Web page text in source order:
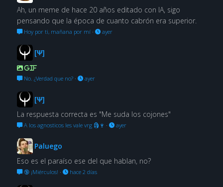
Ah, un meme de hace 20 años editado con IA, sigo
pensando que la época de cuanto cabrón era superior.
Hoy por ti, mañana por mí· ayer
[Ψ]
GIF
No. ¿Verdad que no?· ayer
[Ψ]
La respuesta correcta es "Me suda los cojones"
A los agnosticos les vale vrg 🗿🍷 · ayer
Paluego
Eso es el paraíso ese del que hablan, no?
🔞 ¡Miérculos! · hace 2 días